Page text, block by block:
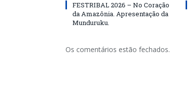
FESTRIBAL 2026 – No Coração
da Amazônia. Apresentação da
Munduruku.
Os comentários estão fechados.